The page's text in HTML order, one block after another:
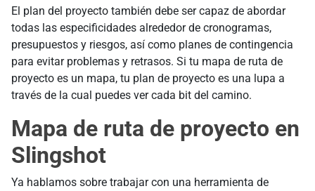
El plan del proyecto también debe ser capaz de abordar
todas las especificidades alrededor de cronogramas,
presupuestos y riesgos, así como planes de contingencia
para evitar problemas y retrasos. Si tu mapa de ruta de
proyecto es un mapa, tu plan de proyecto es una lupa a
través de la cual puedes ver cada bit del camino.
Mapa de ruta de proyecto en
Slingshot
Ya hablamos sobre trabajar con una herramienta de